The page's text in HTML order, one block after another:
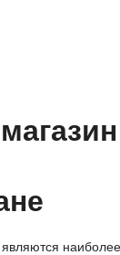
являются